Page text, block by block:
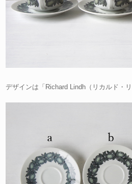
デザインは「Richard Lindh（リカルド・